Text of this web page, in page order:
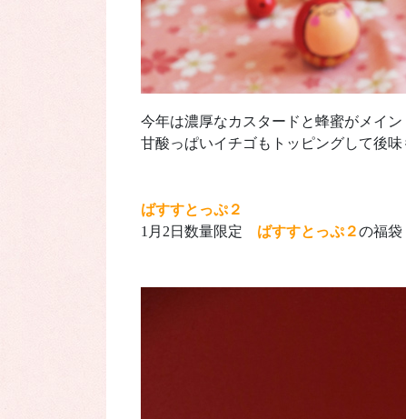
今年は濃厚なカスタードと蜂蜜がメイン
甘酸っぱいイチゴもトッピングして後味
ばすすとっぷ２
1月2日数量限定 ばすすとっぷ２の福